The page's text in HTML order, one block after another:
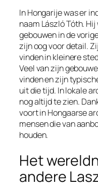
In Hongarije was er
naam László Tóth.
gebouwen in de
zijn oog voor detail.
vinden in kleinere
Veel van zijn
vinden en zijn
uit die tijd. In lokale
nog altijd te zien.
voort in Hongaarse
mensen die van
houden.
Het
andere